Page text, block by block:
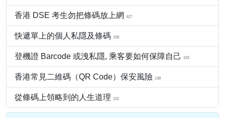
香港 DSE 考生勿把條碼放上網 427
快遞單上的個人私隱及條碼 158
登機證 Barcode 或洩私隱, 乘客要如何保障自己 315
香港常見二維碼（QR Code）保安風險 138
從條碼上領略到的人生道理 152